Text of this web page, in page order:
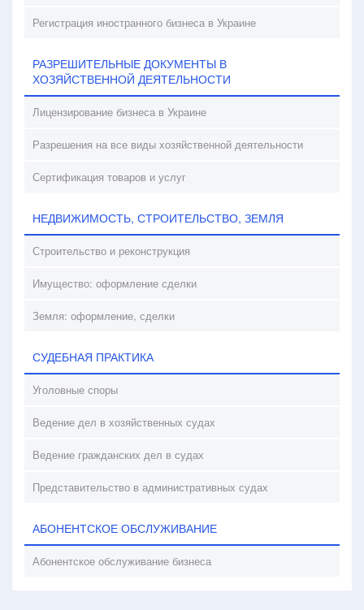
Регистрация иностранного бизнеса в Украине
РАЗРЕШИТЕЛЬНЫЕ ДОКУМЕНТЫ В
ХОЗЯЙСТВЕННОЙ ДЕЯТЕЛЬНОСТИ
Лицензирование бизнеса в Украине
Разрешения на все виды хозяйственной деятельности
Сертификация товаров и услуг
НЕДВИЖИМОСТЬ, СТРОИТЕЛЬСТВО, ЗЕМЛЯ
Строительство и реконструкция
Имущество: оформление сделки
Земля: оформление, сделки
СУДЕБНАЯ ПРАКТИКА
Уголовные споры
Ведение дел в хозяйственных судах
Ведение гражданских дел в судах
Представительство в административных судах
АБОНЕНТСКОЕ ОБСЛУЖИВАНИЕ
Абонентское обслуживание бизнеса